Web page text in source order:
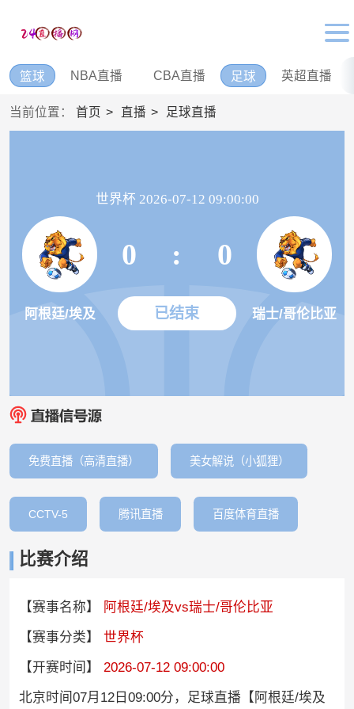
篮球 NBA直播 CBA直播 足球 英超直播
当前位置： 首页 直播 足球直播
世界杯 2026-07-12 09:00:00
阿根廷/埃及
0 : 0
已结束 瑞士/哥伦比亚
免费直播（高清直播） 美女解说（小狐狸）
CCTV-5 腾讯直播 百度体育直播
比赛介绍
【赛事名称】
阿根廷/埃及vs瑞士/哥伦比亚
【赛事分类】
世界杯
【开赛时间】
2026-07-12 09:00:00
北京时间07月12日09:00分，足球直播【阿根廷/埃及